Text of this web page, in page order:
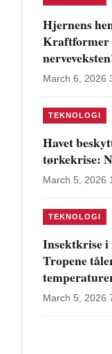
Hjernens
Kraftformer
March 6, 2026
TEKNOLOGI
Havet
tørkekrise:
March 5, 2026
TEKNOLOGI
Insektkrise i
Tropene
March 5, 2026